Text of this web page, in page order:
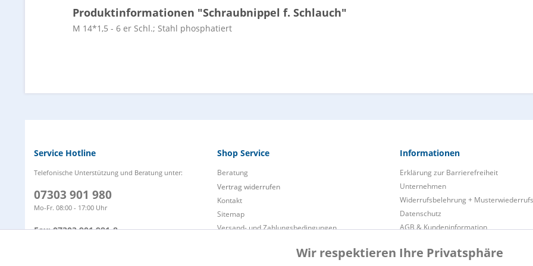
Produktinformationen "Schraubnippel f. Schlauch"
M 14*1,5 - 6 er Schl.; Stahl phosphatiert
Service Hotline
Telefonische Unterstützung und Beratung unter:
07303 901 980
Mo-Fr. 08:00 - 17:00 Uhr
Fax: 07303 901 981-8
Shop Service
Beratung
Vertrag widerrufen
Kontakt
Sitemap
Versand- und Zahlungsbedingungen
Informationen
Erklärung zur Barrierefreiheit
Unternehmen
Widerrufsbelehrung +
Datenschutz
AGB & Kundeninformation
Cookie preferences
Wir respektieren Ihre Privatsphäre